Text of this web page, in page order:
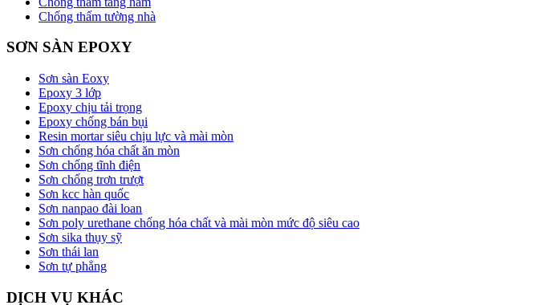
Chống thấm tường nhà
SƠN SÀN EPOXY
Sơn sàn Eoxy
Epoxy 3 lớp
Epoxy chịu tải trọng
Epoxy chống bán bụi
Resin mortar siêu chịu lực và mài mòn
Sơn chống hóa chất ăn mòn
Sơn chống tĩnh điện
Sơn chống trơn trượt
Sơn kcc hàn quốc
Sơn nanpao đài loan
Sơn poly urethane chống hóa chất và mài mòn mức độ siêu cao
Sơn sika thụy sỹ
Sơn thái lan
Sơn tự phẳng
DỊCH VỤ KHÁC